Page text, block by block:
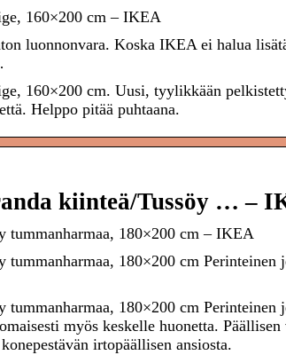
160×200 cm – IKEA
luonnonvara. Koska IKEA ei halua
160×200 cm. Uusi, tyylikkään
Helppo pitää puhtaana.
kiinteä/Tussöy … –
tummanharmaa, 180×200 cm – IKEA
180×200 cm Perinteinen
180×200 cm Perinteinen
myös keskelle huonetta. Päällisen
irtopäällisen ansiosta.